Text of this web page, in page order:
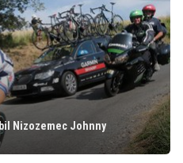
Nizozemec Johnny